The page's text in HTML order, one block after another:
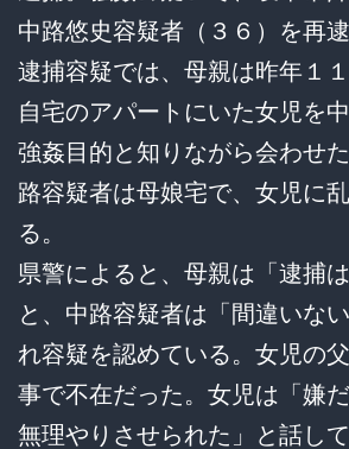
中路悠史容疑者（３６）を再逮
逮捕容疑では、母親は昨年１１
自宅のアパートにいた女児を
強姦目的と知りながら会わせ
路容疑者は母娘宅で、女児に
る。
県警によると、母親は「逮捕
と、中路容疑者は「間違いな
れ容疑を認めている。女児の
事で不在だった。女児は「嫌だ
無理やりさせられた」と話して